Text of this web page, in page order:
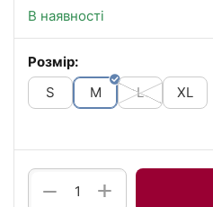
В наявності
Розмір:
S
M L XL
+
−